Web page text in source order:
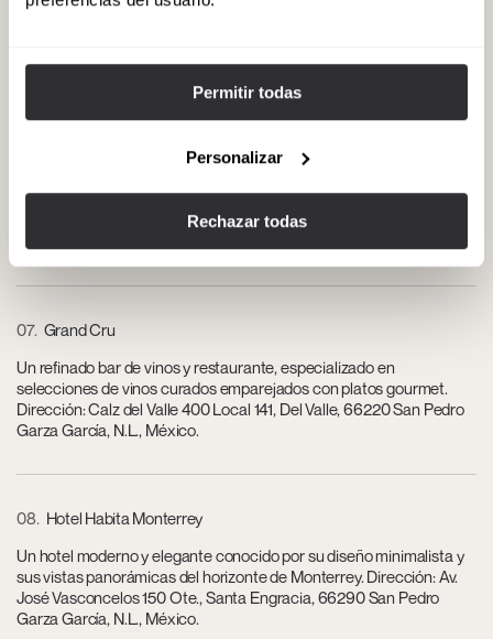
Permitir todas
Personalizar
Rechazar todas
Un restaurante de carnes de alta gama que ofrece cortes de carne
Pedro Garza García, N.L., México.
Museo de Arte Contemporáneo de Monterrey (MARCO)
Uno de los principales museos de arte contemporáneo de México,
con exposiciones nacionales e internacionales. Dirección: Zuazua y
Jardón S/N, Centro, 64000 Monterrey, N.L., México.
07 Grand Cru
Un refinado bar de vinos y restaurante, especializado en
selecciones de vinos curados emparejados con platos gourmet.
Dirección: Calz del Valle 400 Local 141, Del Valle, 66220 San Pedro
Garza García, N.L., México.
08 Hotel Habita Monterrey
Un hotel moderno y elegante conocido por su diseño minimalista y
sus vistas panorámicas del horizonte de Monterrey. Dirección: Av.
José Vasconcelos 150 Ote., Santa Engracia, 66290 San Pedro
Garza García, N.L., México.